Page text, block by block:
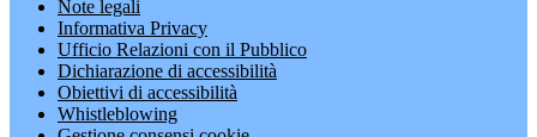
Note legali
Informativa Privacy
Ufficio Relazioni con il Pubblico
Dichiarazione di accessibilità
Obiettivi di accessibilità
Whistleblowing